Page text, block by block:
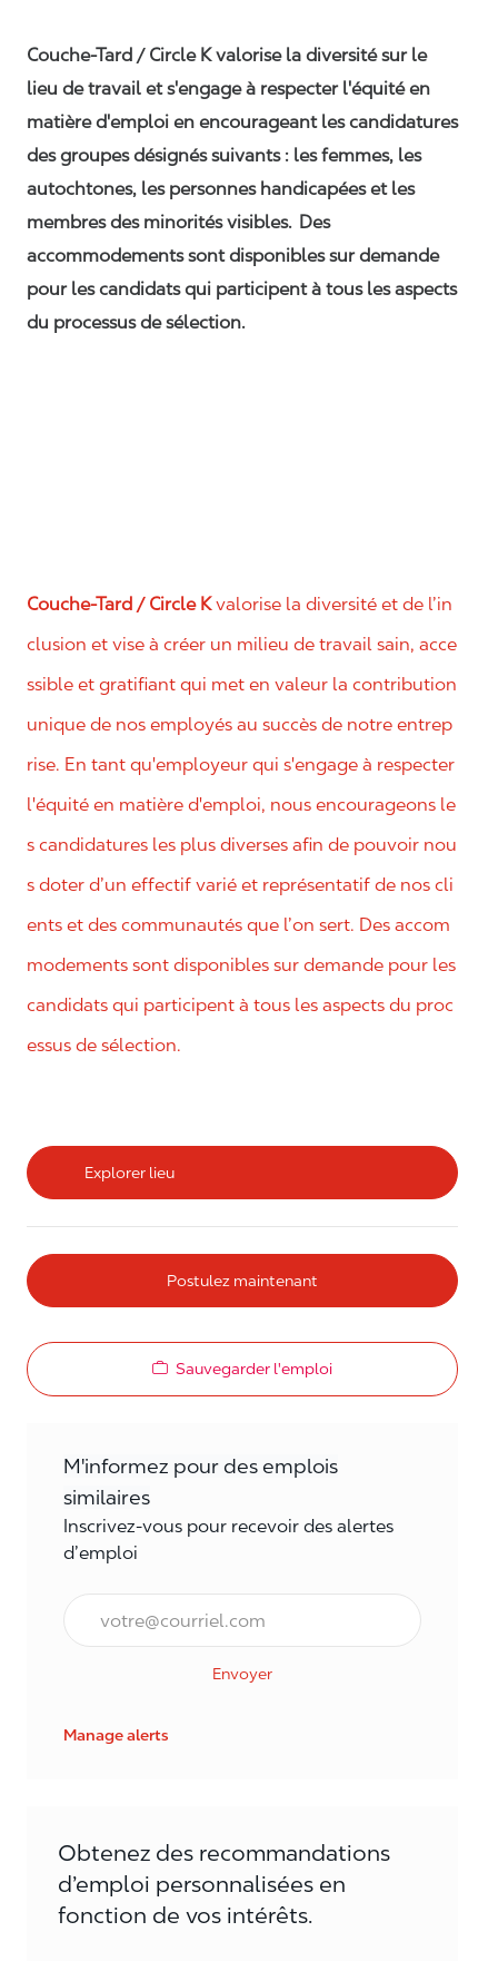
Couche-Tard / Circle K valorise la diversité sur le
lieu de travail et s'engage à respecter l'équité en
matière d'emploi en encourageant les candidatures
des groupes désignés suivants : les femmes, les
autochtones, les personnes handicapées et les
membres des minorités visibles. Des
accommodements sont disponibles sur demande
pour les candidats qui participent à tous les aspects
du processus de sélection.
Couche-Tard / Circle Kvalorise la diversité et de l’in
clusion et vise à créer un milieu de travail sain, acce
ssible et gratifiant qui met en valeur la contribution
unique de nos employés au succès de notre entrep
rise. En tant qu'employeur qui s'engage à respecter
l'équité en matière d'emploi, nous encourageons le
s candidatures les plus diverses afin de pouvoir nou
s doter d’un effectif varié et représentatif de nos cli
ents et des communautés que l’on sert. Des accom
modements sont disponibles sur demande pour les
candidats qui participent à tous les aspects du proc
essus de sélection.
Explorer lieu
Postulez maintenant
Sauvegarder l'emploi
M'informez pour des emplois
similaires
Inscrivez-vous pour recevoir des alertes
d’emploi
Courriel*
Envoyer
Manage alerts
Obtenez des recommandations
d’emploi personnalisées en
fonction de vos intérêts.